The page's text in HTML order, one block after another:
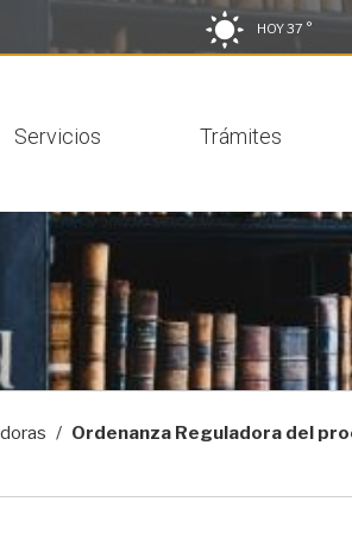
HOY37 °
Servicios Trámites
Ordenanza Reguladora del